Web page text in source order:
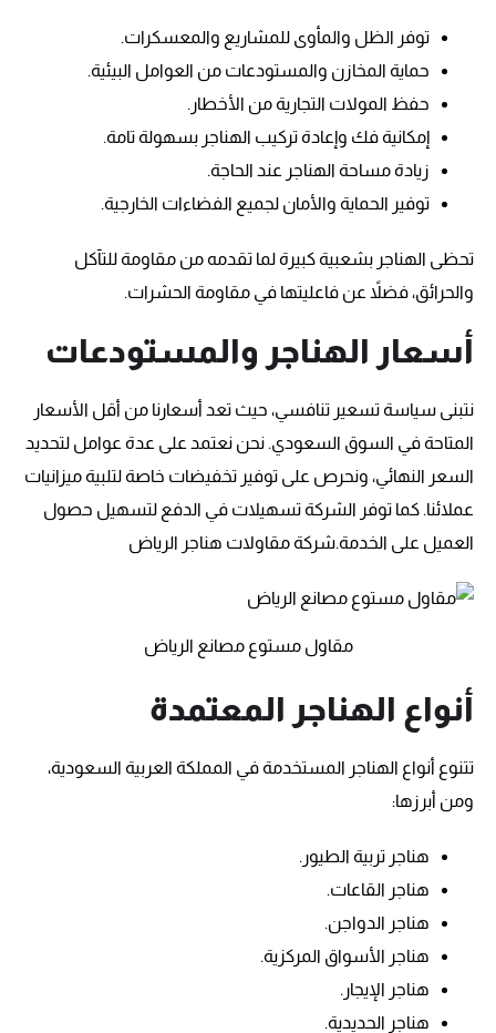
توفر الظل والمأوى للمشاريع والمعسكرات.
حماية المخازن والمستودعات من العوامل البيئية.
حفظ المولات التجارية من الأخطار.
إمكانية فك وإعادة تركيب الهناجر بسهولة تامة.
زيادة مساحة الهناجر عند الحاجة.
توفير الحماية والأمان لجميع الفضاءات الخارجية.
تحظى الهناجر بشعبية كبيرة لما تقدمه من مقاومة للتآكل
والحرائق، فضلاً عن فاعليتها في مقاومة الحشرات.
أسعار الهناجر والمستودعات
نتبنى سياسة تسعير تنافسي، حيث تعد أسعارنا من أقل الأسعار
المتاحة في السوق السعودي. نحن نعتمد على عدة عوامل لتحديد
السعر النهائي، ونحرص على توفير تخفيضات خاصة لتلبية ميزانيات
عملائنا. كما توفر الشركة تسهيلات في الدفع لتسهيل حصول
العميل على الخدمة.شركة مقاولات هناجر الرياض
مقاول مستوع مصانع الرياض
أنواع الهناجر المعتمدة
تتنوع أنواع الهناجر المستخدمة في المملكة العربية السعودية،
ومن أبرزها:
هناجر تربية الطيور.
هناجر القاعات.
هناجر الدواجن.
هناجر الأسواق المركزية.
هناجر الإيجار.
هناجر الحديدية.